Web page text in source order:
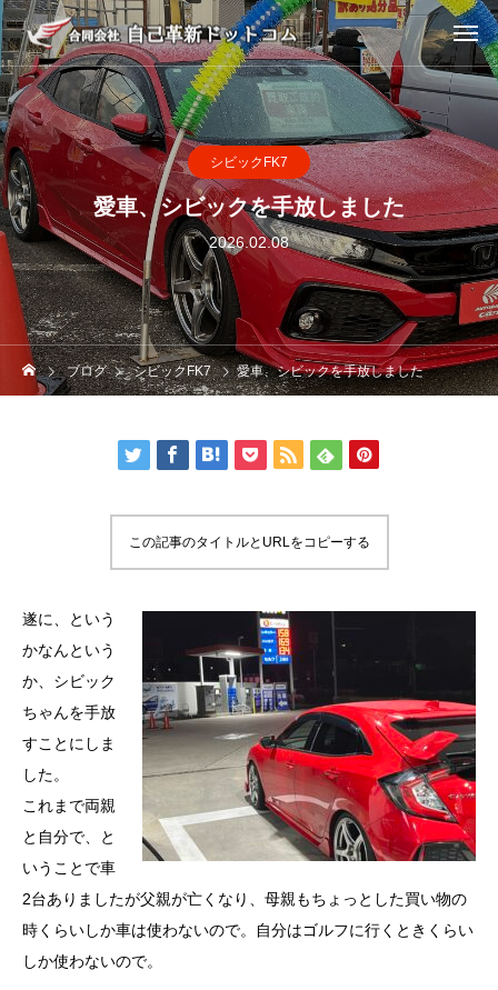
シビックFK7
愛車、シビックを手放しました
2026.02.08
ブログ シビックFK7 愛車、シビックを手放しました
この記事のタイトルとURLをコピーする
遂に、という
かなんという
か、シビック
ちゃんを手放
すことにしま
した。
これまで両親
と自分で、と
いうことで車
2台ありましたが父親が亡くなり、母親もちょっとした買い物の
時くらいしか車は使わないので。自分はゴルフに行くときくらい
しか使わないので。